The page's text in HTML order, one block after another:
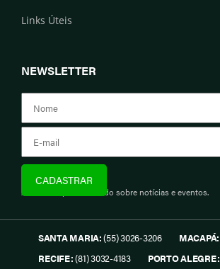
Links Úteis
NEWSLETTER
Assine e fique informado sobre notícias e eventos.
SANTA MARIA:(55) 3026-3206 MACAPÁ:
RECIFE:(81) 3032-4183 PORTO ALEGRE: